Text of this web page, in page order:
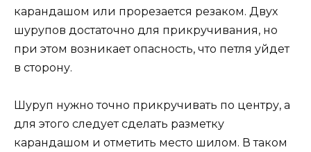
карандашом или прорезается резаком. Двух
шурупов достаточно для прикручивания, но
при этом возникает опасность, что петля уйдет
в сторону.
Шуруп нужно точно прикручивать по центру, а
для этого следует сделать разметку
карандашом и отметить место шилом. В таком